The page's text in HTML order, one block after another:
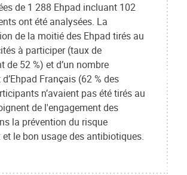
de 1 288 Ehpad incluant 102
ont été analysées. La
de la moitié des Ehpad tirés au
à participer (taux de
de 52 %) et d’un nombre
Français (62 % des
n’avaient pas été tirés au
de l'engagement des
la prévention du risque
le bon usage des antibiotiques.